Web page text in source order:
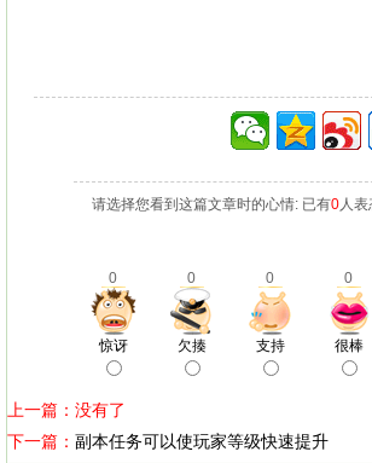
请选择您看到这篇文章时的心情: 已有0人表
0 0 0 0
惊讶 欠揍 支持 很棒
上一篇：没有了
下一篇： 副本任务可以使玩家等级快速提升